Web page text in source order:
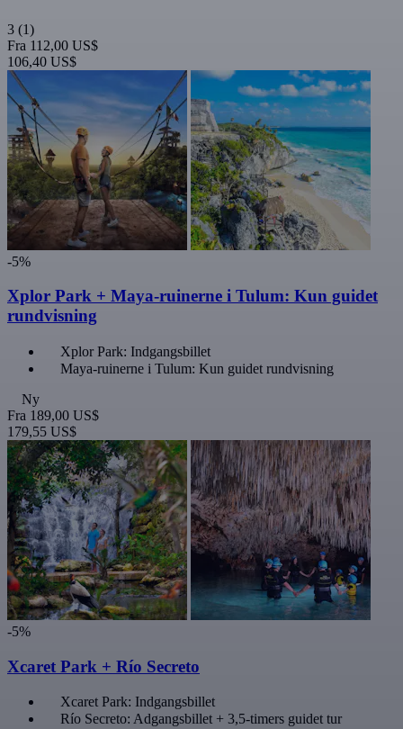
3 (1)
Fra 112,00 US$
106,40 US$
-5%
Xplor Park + Maya-ruinerne i Tulum: Kun guidet
rundvisning
Xplor Park: Indgangsbillet
Maya-ruinerne i Tulum: Kun guidet rundvisning
Ny
Fra 189,00 US$
179,55 US$
-5%
Xcaret Park + Río Secreto
Xcaret Park: Indgangsbillet
Río Secreto: Adgangsbillet + 3,5-timers guidet tur